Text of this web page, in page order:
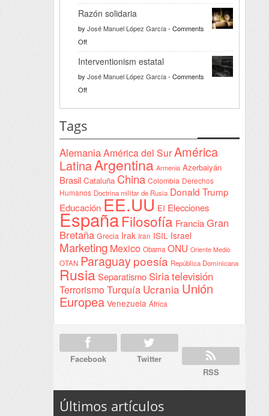
Türkiye
la
a
Yeda
en
Sudán
Razón solidaria
by José Manuel López García- Comments
Offon
Razón
solidaria
Interventionism estatal
by José Manuel López García- Comments
Offon
Tags
AlemaniaAmérica del SurAmérica
LatinaArgentina Armenia Azerbaiyán
Brasil Cataluña China Colombia Derechos
Humanos Doctrina militar de Rusia Donald Trump
EducaciónEE.UU EI Elecciones
España Filosofía Francia Gran
Bretaña Grecia Irak Iran ISIL Israel
Marketing Mexico Obama ONU Oriente Medio
OTAN Paraguay poesía República Dominicana
Rusia Separatismo Siriatelevisión
Terrorismo Turquía Ucrania Unión
Europea Venezuela África
Facebook
Twitter
RSS
Últimos artículos